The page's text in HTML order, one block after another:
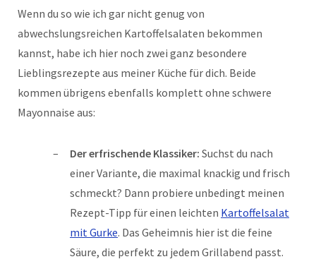
Wenn du so wie ich gar nicht genug von
abwechslungsreichen Kartoffelsalaten bekommen
kannst, habe ich hier noch zwei ganz besondere
Lieblingsrezepte aus meiner Küche für dich. Beide
kommen übrigens ebenfalls komplett ohne schwere
Mayonnaise aus:
Der erfrischende Klassiker: Suchst du nach
einer Variante, die maximal knackig und frisch
schmeckt? Dann probiere unbedingt meinen
Rezept-Tipp für einen leichten Kartoffelsalat
mit Gurke. Das Geheimnis hier ist die feine
Säure, die perfekt zu jedem Grillabend passt.